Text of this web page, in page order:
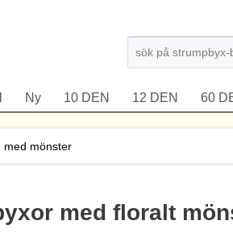
Ny 10 DEN 12 DEN 60
med mönster
med floralt